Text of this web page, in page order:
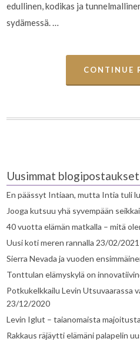
edullinen, kodikas ja
sydämessä. …
CONTINUE
Uusimmat blogipostaukset
En päässyt Intiaan, mutta Intia tuli
Jooga kutsuu yhä syvempään
40 vuotta elämän matkalla – mitä
Uusi koti meren rannalla 23/02/2021
Sierra Nevada ja vuoden
Tonttulan elämyskylä on
Potkukelkkailu Levin Utsuvaarassa
23/12/2020
Levin Iglut – taianomaista
Rakkaus räjäytti elämäni palapelin